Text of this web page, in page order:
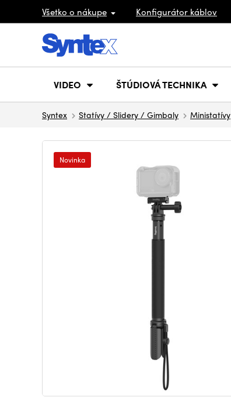
Všetko o nákupe Konfigurátor káblov
VIDEO ŠTÚDIOVÁ TECHNIKA
Syntex Statívy / Slidery / Gimbaly Ministatívy
Novinka